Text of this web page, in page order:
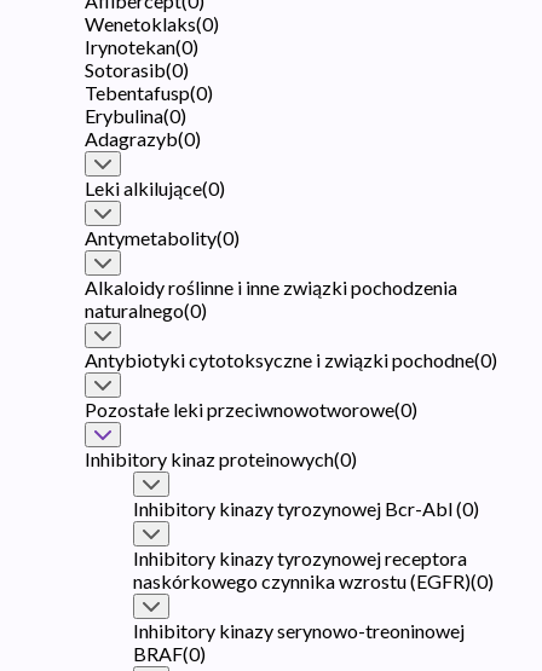
Wenetoklaks(0)
Irynotekan(0)
Sotorasib(0)
Tebentafusp(0)
Erybulina(0)
Adagrazyb(0)
Leki alkilujące(0)
Antymetabolity(0)
Alkaloidy roślinne i inne związki pochodzenia
naturalnego(0)
Antybiotyki cytotoksyczne i związki pochodne(0)
Pozostałe leki przeciwnowotworowe(0)
Inhibitory kinaz proteinowych(0)
Inhibitory kinazy tyrozynowej Bcr-Abl(0)
Inhibitory kinazy tyrozynowej receptora
naskórkowego czynnika wzrostu (EGFR)(0)
Inhibitory kinazy serynowo-treoninowej
BRAF(0)